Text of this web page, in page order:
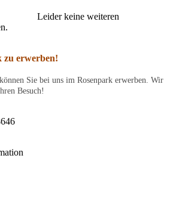
Leider keine weiteren
zu erwerben!
Sie bei uns im Rosenpark erwerben. Wir
Besuch!